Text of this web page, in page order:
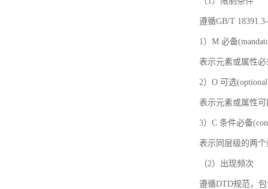
遵循GB/T
1）M 必备
表示元素或属性
2）O 可选
表示元素或属性
3）C 条件必备
表示同层级的两
（2）出现频次
遵循DTD规范，